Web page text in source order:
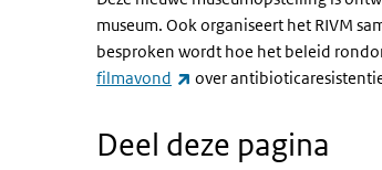
museum. Ook organiseert het RIVM
besproken wordt hoe het beleid
filmavond
(externe link)
over
Deel deze pagina